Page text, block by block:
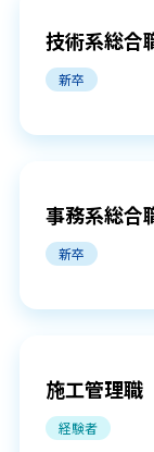
働く人を知る
キャリアパス
福利厚生
社内交流
技術系総合
新卒
事務系総合
新卒
施工管理職
経験者